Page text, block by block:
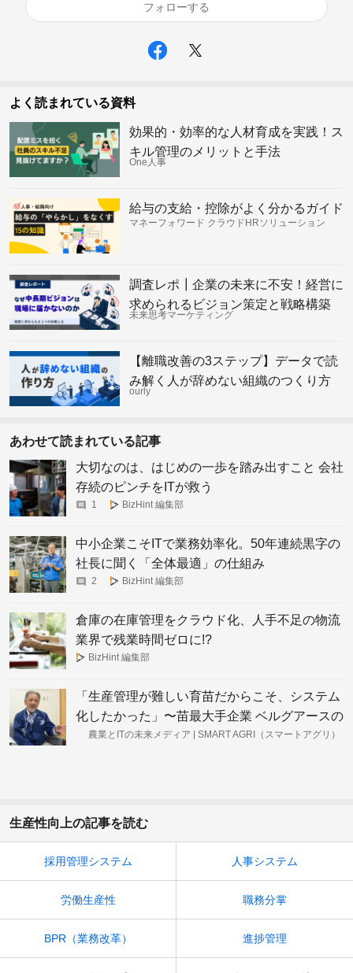
フォローする
よく読まれている資料
効果的・効率的な人材育成を実践！ス
キル管理のメリットと手法
One人事
給与の支給・控除がよく分かるガイド
マネーフォワード クラウドHRソリューション
調査レポ┃企業の未来に不安！経営に
求められるビジョン策定と戦略構築
未来思考マーケティング
【離職改善の3ステップ】データで読
み解く人が辞めない組織のつくり方
ourly
あわせて読まれている記事
大切なのは、はじめの一歩を踏み出すこと 会社
存続のピンチをITが救う
1 BizHint 編集部
中小企業こそITで業務効率化。50年連続黒字の
社長に聞く「全体最適」の仕組み
2 BizHint 編集部
倉庫の在庫管理をクラウド化、人手不足の物流
業界で残業時間ゼロに!?
BizHint 編集部
「生産管理が難しい育苗だからこそ、システム
化したかった」〜苗最大手企業 ベルグアースの
戦略（前編） | 農業とITの未来メディア
農業とITの未来メディア | SMART AGRI（スマートアグリ）
生産性向上の記事を読む
採用管理システム 人事システム
労働生産性 職務分掌
BPR（業務改革） 進捗管理